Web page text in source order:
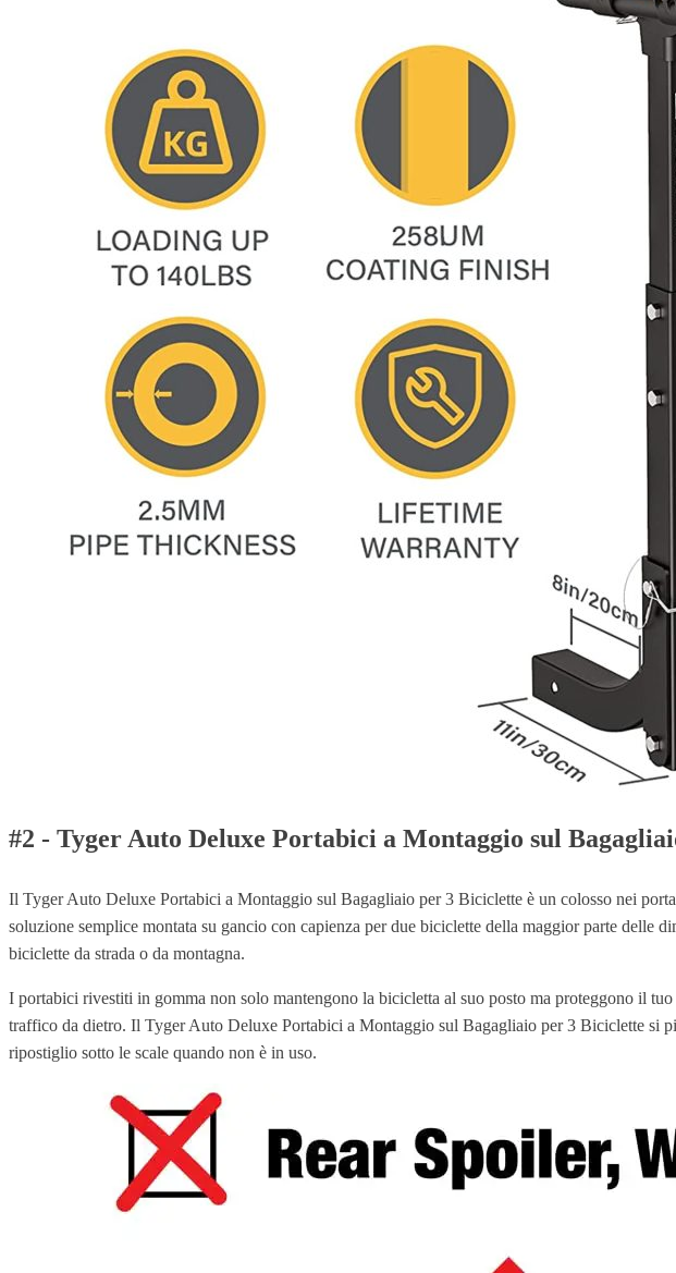
#2 - Tyger Auto Deluxe Portabici a Montaggio sul
Il Tyger Auto Deluxe Portabici a Montaggio sul Bagagliaio per 3 Biciclette è un colosso nei
soluzione semplice montata su gancio con capienza per due biciclette della maggior parte delle
biciclette da strada o da montagna.
I portabici rivestiti in gomma non solo mantengono la bicicletta al suo posto ma proteggono il
traffico da dietro. Il Tyger Auto Deluxe Portabici a Montaggio sul Bagagliaio per 3 Biciclette si
ripostiglio sotto le scale quando non è in uso.